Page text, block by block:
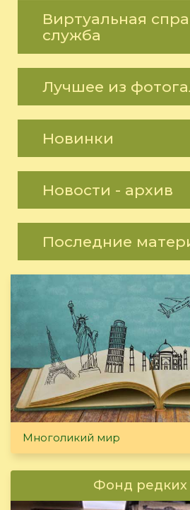
Виртуальная
служба
Лучшее из
Новинки
Новости - архив
Последние
Многоликий мир
Фонд редких